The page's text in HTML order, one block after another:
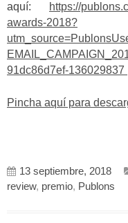
aquí:
https://
awards-2018?
91dc86d7ef-136029837
Pincha aquí para
13 septiembre, 2018
review, premio, Publons